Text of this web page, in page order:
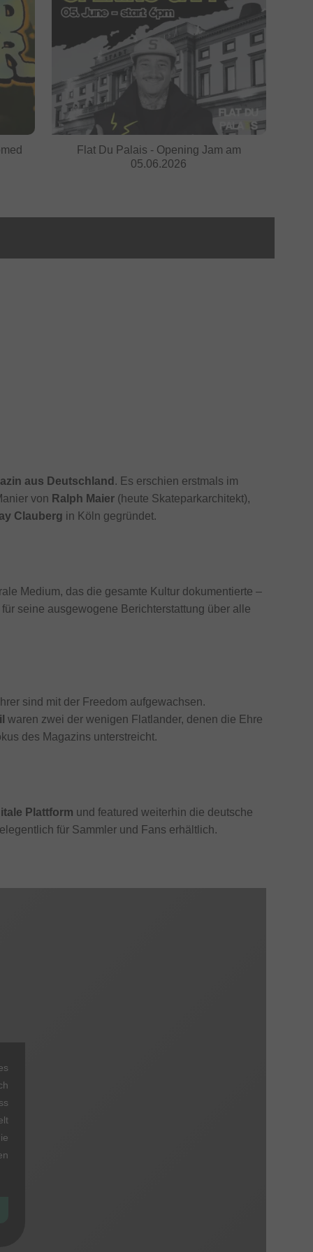
Flat Du Palais - Opening Jam am
05.06.2026
aus Deutschland . Es erschien erstmals im
von Ralph Maier (heute Skateparkarchitekt),
Clauberg in Köln gegründet.
Medium, das die gesamte Kultur dokumentierte –
seine ausgewogene Berichterstattung über alle
sind mit der Freedom aufgewachsen.
waren zwei der wenigen Flatlander, denen die Ehre
des Magazins unterstreicht.
Plattform und featured weiterhin die deutsche
für Sammler und Fans erhältlich.